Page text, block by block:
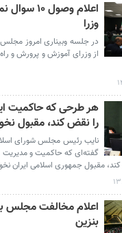
اعلام
وزرا
از وزرای آموزش و پرورش و
هر طرحی که حاکمیت
را نقض کند، مقبول
نایب رئیس مجلس شورای
گفته‌ای که حاکمیت و مدیریت
مقبول جمهوری اسلامی ایران
اعلام مخالفت مجلس
بنزین